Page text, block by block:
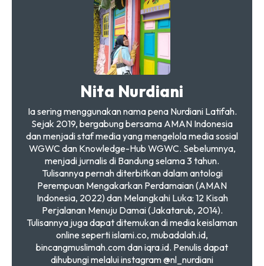
Nita Nurdiani
Ia sering menggunakan nama pena Nurdiani Latifah.
Sejak 2019, bergabung bersama AMAN Indonesia
dan menjadi staf media yang mengelola media sosial
WGWC dan Knowledge-Hub WGWC. Sebelumnya,
menjadi jurnalis di Bandung selama 3 tahun.
Tulisannya pernah diterbitkan dalam antologi
Perempuan Mengakarkan Perdamaian (AMAN
Indonesia, 2022) dan Melangkahi Luka: 12 Kisah
Perjalanan Menuju Damai (Jakatarub, 2014).
Tulisannya juga dapat ditemukan di media keislaman
online seperti islami.co, mubadalah.id,
bincangmuslimah.com dan iqra.id. Penulis dapat
dihubungi melalui instagram @nl_nurdiani